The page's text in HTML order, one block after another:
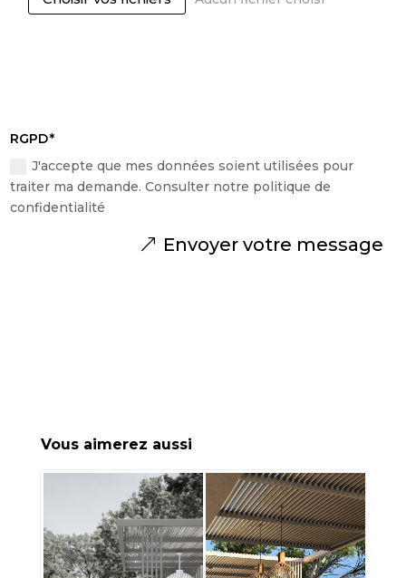
RGPD
J'accepte que mes données soient utilisées pour
traiter ma demande. Consulter notre politique de
confidentialité
Envoyer votre message
Vous aimerez aussi